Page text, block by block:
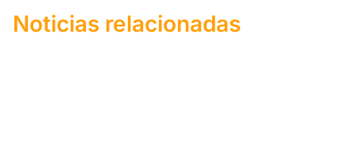
Noticias relacionadas